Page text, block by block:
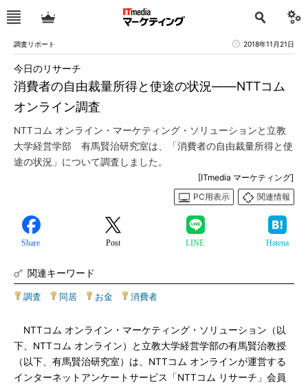
調査リポート 2018年11月21日
消費者の自由裁量所得と使途の状況――NTTコム
オンライン調査
今日のリサーチ
NTTコム オンライン・マーケティング・ソリューションと立教
大学経営学部 有馬賢治研究室は、「消費者の自由裁量所得と使
途の状況」について調査しました。
[ITmedia マーケティング]
PC用表示
関連情報
Share Post LINE Hatena
関連キーワード
調査 同居 お金 消費者
NTTコム オンライン・マーケティング・ソリューション（以
下、NTTコム オンライン）と立教大学経営学部の有馬賢治教授
（以下、有馬賢治研究室）は、NTTコム オンラインが運営する
インターネットアンケートサービス「NTTコム リサーチ」会員